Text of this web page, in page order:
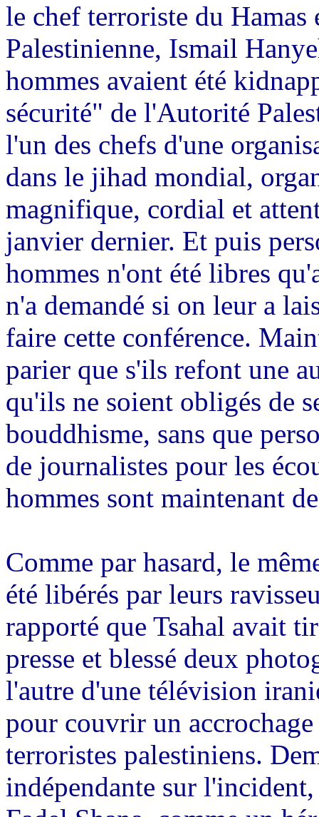
le chef terroriste du Hamas
Palestinienne, Ismail
hommes avaient été
sécurité" de l'Autorité
l'un des chefs d'une
dans le jihad mondial,
magnifique, cordial et
janvier dernier. Et puis
hommes n'ont été libres
n'a demandé si on leur a
faire cette conférence.
parier que s'ils refont une
qu'ils ne soient obligés de
bouddhisme, sans que
de journalistes pour les
hommes sont maintenant
Comme par hasard, le
été libérés par leurs
rapporté que Tsahal avait
presse et blessé deux
l'autre d'une télévision
pour couvrir un
terroristes palestiniens.
indépendante sur